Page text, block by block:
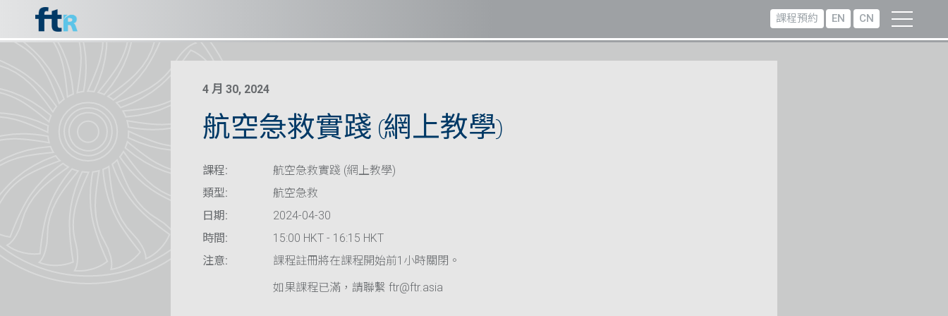
課程預約 EN CN
4 月 30, 2024
航空急救實踐 (網上教學)
課程:
航空急救實踐 (網上教學)
類型:
航空急救
日期:
2024-04-30
時間:
15:00 HKT - 16:15 HKT
注意:
課程註冊將在課程開始前1小時關閉。
如果課程已滿，請聯繫 ftr@ftr.asia